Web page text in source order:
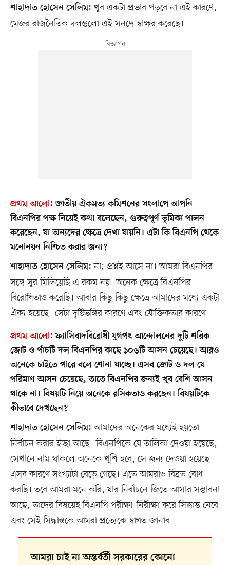
শাহাদাত হোসেন সেলিম: খুব একটা প্রভাব পড়বে না এই কারণে,
মেজর রাজনৈতিক দলগুলো এই সনদে স্বাক্ষর করেছে।
প্রথম আলো:জাতীয় ঐকমত্য কমিশনের সংলাপে আপনি
বিএনপির পক্ষ নিয়েই কথা বলেছেন, গুরুত্বপূর্ণ ভূমিকা পালন
করেছেন, যা অন্যদের ক্ষেত্রে দেখা যায়নি। এটা কি বিএনপি থেকে
মনোনয়ন নিশ্চিত করার জন্য?
শাহাদাত হোসেন সেলিম: না; প্রশ্নই আসে না। আমরা বিএনপির
সঙ্গে সুর মিলিয়েছি এ রকম নয়। অনেক ক্ষেত্রে বিএনপির
বিরোধিতাও করেছি। আবার কিছু কিছু ক্ষেত্রে আমাদের মধ্যে একটা
ঐক্য হয়েছে। সেটা দৃষ্টিভঙ্গির কারণে এবং যৌক্তিকতার কারণে।
প্রথম আলো:ফ্যাসিবাদবিরোধী যুগপৎ আন্দোলনের দুটি শরিক
জোট ও পাঁচটি দল বিএনপির কাছে ১০৬টি আসন চেয়েছে। আরও
অনেকে চাইতে পারে বলে শোনা যাচ্ছে। এসব জোট ও দল যে
পরিমাণ আসন চেয়েছে, তাতে বিএনপির জন্যই খুব বেশি আসন
থাকে না। বিষয়টি নিয়ে অনেকে রসিকতাও করছেন। বিষয়টিকে
কীভাবে দেখছেন?
শাহাদাত হোসেন সেলিম: আমাদের অনেকের মধ্যেই হয়তো
নির্বাচন করার ইচ্ছা আছে। বিএনপিকে যে তালিকা দেওয়া হয়েছে,
সেখানে নাম থাকলে অনেকে খুশি হবে, সে জন্য দেওয়া হয়েছে।
এসব কারণে সংখ্যাটা বেড়ে গেছে। এতে আমরাও বিব্রত বোধ
করছি। তবে আমরা মনে করি, যার নির্বাচনে জিতে আসার সম্ভাবনা
আছে, তাদের বিষয়েই বিএনপি পরীক্ষা–নিরীক্ষা করে সিদ্ধান্ত নেবে
এবং সেই সিদ্ধান্তকে আমরা প্রত্যেকে স্বাগত জানাব।
আমরা চাই না অন্তর্বর্তী সরকারের কোনো